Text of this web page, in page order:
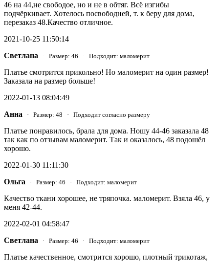
46 на 44,не свободое, но и не в обтяг. Всё изгибы
подчёркивает. Хотелось посвободней, т. к беру для дома,
перезаказ 48.Качество отличное.
2021-10-25 11:50:14
Светлана · Размер: 46 · Подходит: маломерит
Платье смотрится прикольно! Но маломерит на один размер!
Заказала на размер больше!
2022-01-13 08:04:49
Анна · Размер: 48 · Подходит согласно размеру
Платье понравилось, брала для дома. Ношу 44-46 заказала 48
так как по отзывам маломерит. Так и оказалось, 48 подошёл
хорошо.
2022-01-30 11:11:30
Ольга · Размер: 46 · Подходит: маломерит
Качество ткани хорошее, не тряпочка. маломерит. Взяла 46, у
меня 42-44.
2022-02-01 04:58:47
Светлана · Размер: 46 · Подходит: маломерит
Платье качественное, смотрится хорошо, плотный трикотаж,